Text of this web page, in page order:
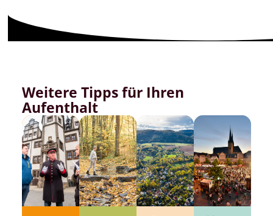
Weitere Tipps für Ihren
Aufenthalt